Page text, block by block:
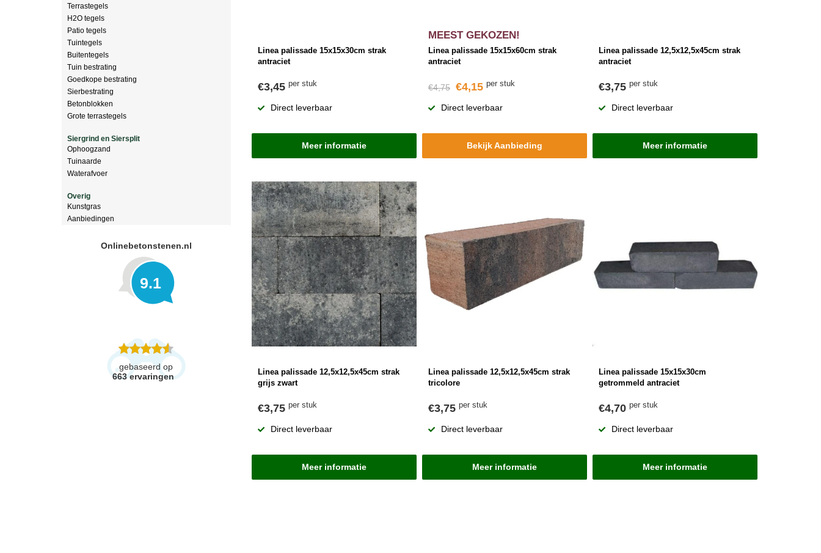
Terrastegels
H2O tegels
Patio tegels
Tuintegels
Buitentegels
Tuin bestrating
Goedkope bestrating
Sierbestrating
Betonblokken
Grote terrastegels
Siergrind en Siersplit
Ophoogzand
Tuinaarde
Waterafvoer
Overig
Kunstgras
Aanbiedingen
Onlinebetonstenen.nl
9.1
gebaseerd op
663 ervaringen
Linea palissade 15x15x30cm strak
antraciet
€3,45 per stuk
Direct leverbaar
Meer informatie
MEEST GEKOZEN!
Linea palissade 15x15x60cm strak
antraciet
€4,75 €4,15 per stuk
Direct leverbaar
Bekijk Aanbieding
Linea palissade 12,5x12,5x45cm strak
antraciet
€3,75 per stuk
Direct leverbaar
Meer informatie
Linea palissade 12,5x12,5x45cm strak
grijs zwart
€3,75 per stuk
Direct leverbaar
Meer informatie
Linea palissade 12,5x12,5x45cm strak
tricolore
€3,75 per stuk
Direct leverbaar
Meer informatie
Linea palissade 15x15x30cm
getrommeld antraciet
€4,70 per stuk
Direct leverbaar
Meer informatie